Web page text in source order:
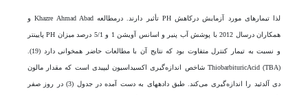
لذا تیمار­های مورد آزمایش درکاهش PH تأثیر دارند. درمطالعه Khazre Ahmad Abad و
همکاران درسال 2012 با پوشش آب پنیر و اسانس آویشن 1 و 5/1 درصد میزان PH پایین­تر
و نسبت به تیمار کنترل متفاوت بود که نتایج آن با مطالعات حاضر هم­خوانی دارد (19).
ThiobarbituricAcid (TBA) شاخص اندازه‌گیری اکسیداسیون لیپیدی است که مقدار مالون
دی آلدئید را اندازه‌گیری می‌کند. طبق داده­های به دست آمده در جدول (3) در روز صفر